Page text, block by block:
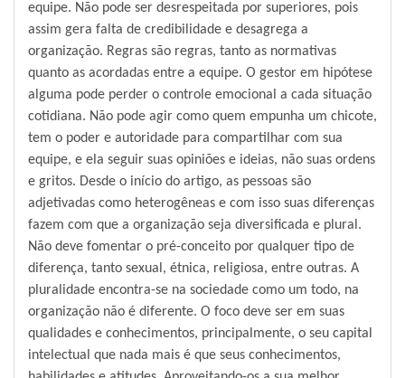
equipe. Não pode ser desrespeitada por superiores, pois
assim gera falta de credibilidade e desagrega a
organização. Regras são regras, tanto as normativas
quanto as acordadas entre a equipe. O gestor em hipótese
alguma pode perder o controle emocional a cada situação
cotidiana. Não pode agir como quem empunha um chicote,
tem o poder e autoridade para compartilhar com sua
equipe, e ela seguir suas opiniões e ideias, não suas ordens
e gritos. Desde o início do artigo, as pessoas são
adjetivadas como heterogêneas e com isso suas diferenças
fazem com que a organização seja diversificada e plural.
Não deve fomentar o pré-conceito por qualquer tipo de
diferença, tanto sexual, étnica, religiosa, entre outras. A
pluralidade encontra-se na sociedade como um todo, na
organização não é diferente. O foco deve ser em suas
qualidades e conhecimentos, principalmente, o seu capital
intelectual que nada mais é que seus conhecimentos,